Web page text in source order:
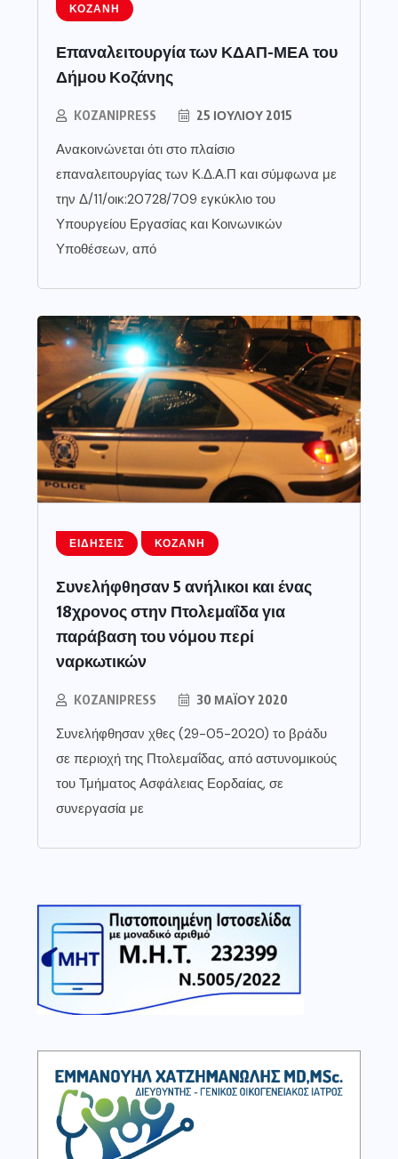
ΚΟΖΆΝΗ
Επαναλειτουργία των ΚΔΑΠ-ΜΕΑ του
Δήμου Κοζάνης
KOZANIPRESS 25 ΙΟΥΛΊΟΥ 2015
Ανακοινώνεται ότι στο πλαίσιο
επαναλειτουργίας των Κ.Δ.Α.Π και σύμφωνα με
την Δ/11/οικ:20728/709 εγκύκλιο του
Υπουργείου Εργασίας και Κοινωνικών
Υποθέσεων, από
ΕΙΔΉΣΕΙΣ ΚΟΖΆΝΗ
Συνελήφθησαν 5 ανήλικοι και ένας
18χρονος στην Πτολεμαΐδα για
παράβαση του νόμου περί
ναρκωτικών
KOZANIPRESS 30 ΜΑΪ́ΟΥ 2020
Συνελήφθησαν χθες (29-05-2020) το βράδυ
σε περιοχή της Πτολεμαΐδας, από αστυνομικούς
του Τμήματος Ασφάλειας Εορδαίας, σε
συνεργασία με